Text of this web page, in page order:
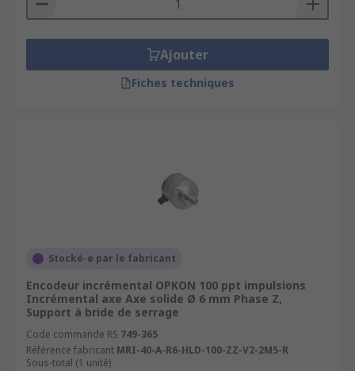
Ajouter
Fiches techniques
Stocké-e par le fabricant
Encodeur incrémental OPKON 100 ppt impulsions
Incrémental axe Axe solide Ø 6 mm Phase Z,
Support à bride de serrage
Code commande RS 749-365
Référence fabricant MRI-40-A-R6-HLD-100-ZZ-V2-2M5-R
Sous-total (1 unité)